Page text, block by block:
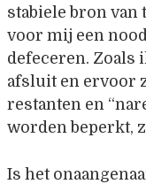
stabiele bron
voor mij een
defeceren. Zoals
afsluit en ervoor
restanten en
worden beperkt,
Is het